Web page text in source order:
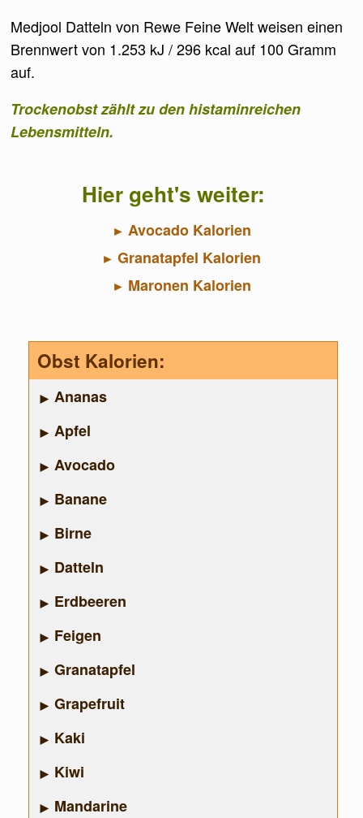
Medjool Datteln von Rewe Feine Welt weisen einen
Brennwert von 1.253 kJ / 296 kcal auf 100 Gramm
auf.
Trockenobst zählt zu den histaminreichen
Lebensmitteln.
Hier geht's weiter:
Avocado Kalorien
Granatapfel Kalorien
Maronen Kalorien
Obst Kalorien:
Ananas
Apfel
Avocado
Banane
Birne
Datteln
Erdbeeren
Feigen
Granatapfel
Grapefruit
Kaki
Kiwi
Mandarine